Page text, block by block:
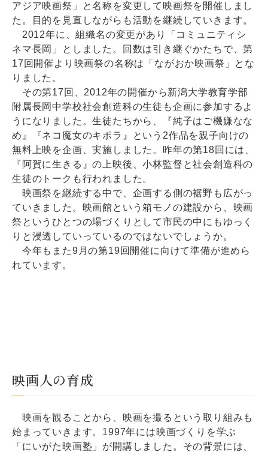
アジア映画祭」と名称を変更して映画祭を開催しまし
た。目的を見直しながらも活動を継続していきます。
2012年に、組織名の変更があり「コミュニティシ
ネマ長岡」としました。回数は引き継ぐかたちで、第
17回開催より映画祭の名称は「ながおか映画祭」とな
りました。
その第17回、2012年の開催から新潟大学教育学部
附属長岡中学校社会創造科の生徒も企画に参加するよ
うになりました。生徒たちから、『純子はご機嫌なな
め』『ネコ魔女のキポラ』という2作品を親子向けの
無料上映を企画、実施しました。昨年の第18回には、
『阿賀に生きる』の上映後、小林監督と社会創造科の
生徒のトークも行われました。
映画祭を継続する中で、企画する側の裾野も広がっ
ていきました。映画館という箱モノの建設から、映画
祭というひとつの場づくりとして市民の中にもゆっく
りと浸透していっているのではないでしょうか。
今年もまた9月の第19回開催に向けて準備が進めら
れています。
映画人の育成
映画を観ることから、映画を撮るという取り組みも
始まっていきます。1997年には映画づくりを学ぶ
「にいがた映画塾」が開講しました。その背景には、